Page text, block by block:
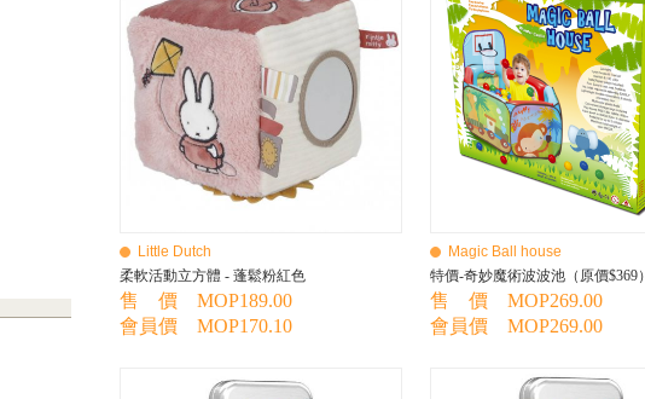
Little Dutch
柔軟活動立方體 - 蓬鬆粉紅色
售 價 MOP189.00
會員價 MOP170.10
Magic Ball house
特價-奇妙魔術波波池（原價$369）
售 價 MOP269.00
會員價 MOP269.00